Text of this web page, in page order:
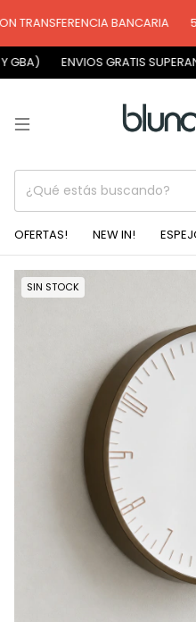
BANCARIA
ENVIOS GRATIS
OFERTAS! NEW IN!
SIN STOCK